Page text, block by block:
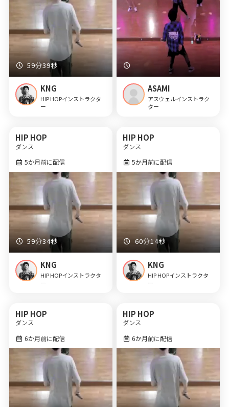
59分39秒
KNG
HIP HOPインストラクタ
ー
ASAMI
アスウェルインストラク
ター
HIP HOP
ダンス
5か月前に配信
59分34秒
KNG
HIP HOPインストラクタ
ー
HIP HOP
ダンス
5か月前に配信
60分14秒
KNG
HIP HOPインストラクタ
ー
HIP HOP
ダンス
6か月前に配信
HIP HOP
ダンス
6か月前に配信